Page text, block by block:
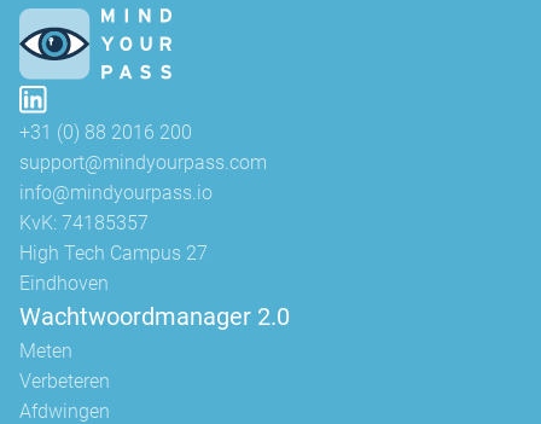
+31 (0) 88 2016 200
support@mindyourpass.com
info@mindyourpass.io
KvK: 74185357
High Tech Campus 27
Eindhoven
Wachtwoordmanager 2.0
Meten
Verbeteren
Afdwingen